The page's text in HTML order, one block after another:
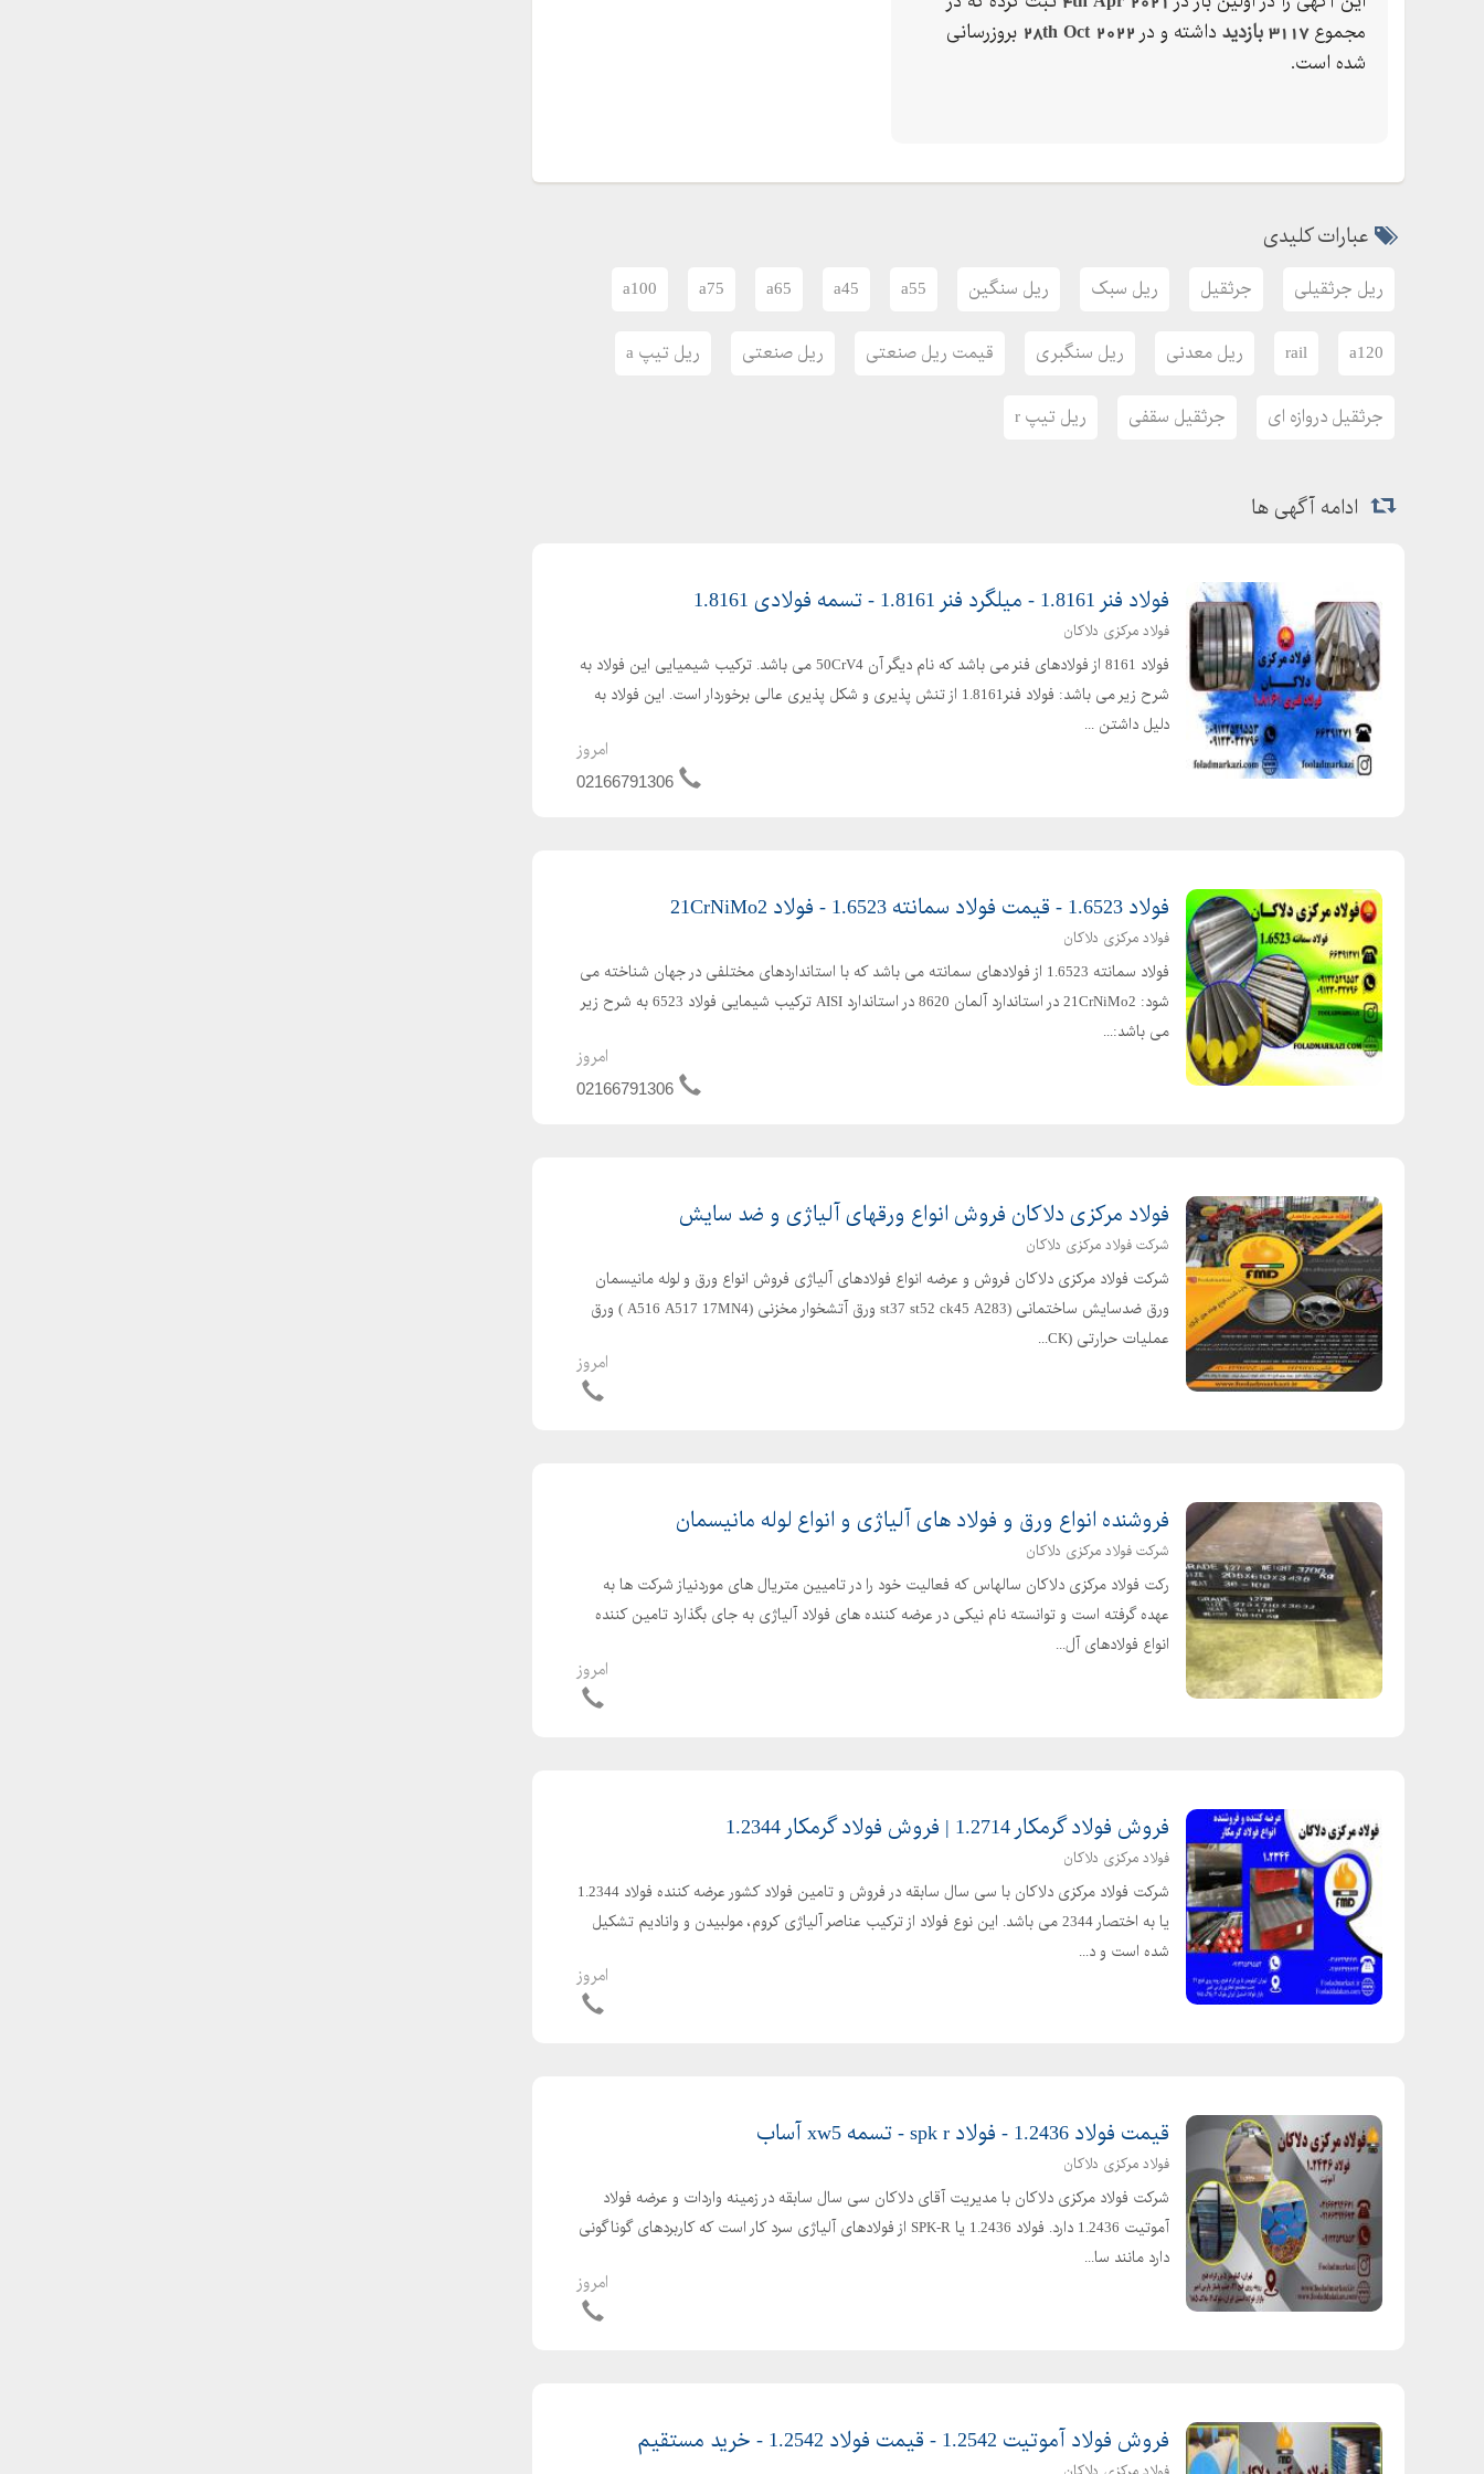
مجموع3117 بازدید داشته و در 28th Oct 2022 بروزرسانی
شده است.
عبارات کلیدی
ریل جرثقیلی جرثقیل ریل سبک ریل سنگین a55
a45
a65
a75
a100
a120
rail ریل معدنی ریل سنگبری قیمت ریل صنعتی ریل صنعتی ریل تیپ a
جرثقیل دروازه ای جرثقیل سقفی ریل تیپ r
ادامه آگهی ها
فولاد فنر 1.8161 - میلگرد فنر 1.8161 - تسمه فولادی 1.8161
فولاد مرکزی دلاکان
فولاد 8161 از فولادهای فنر می باشد که نام دیگر آن 50CrV4 می باشد. ترکیب شیمیایی این فولاد به
شرح زیر می باشد: فولاد فنر1.8161 از تنش پذیری و شکل پذیری عالی برخوردار است. این فولاد به
دلیل داشتن ...
امروز
02166791306
فولاد 1.6523 - قیمت فولاد سمانته 1.6523 - فولاد 21CrNiMo2
فولاد مرکزی دلاکان
فولاد سمانته 1.6523 از فولادهای سمانته می باشد که با استانداردهای مختلفی در جهان شناخته می
شود: 21CrNiMo2 در استاندارد آلمان 8620 در استاندارد AISI ترکیب شیمایی فولاد 6523 به شرح زیر
می باشد:...
امروز
02166791306
فولاد مرکزی دلاکان فروش انواع ورقهای آلیاژی و ضد سایش
شرکت فولاد مرکزی دلاکان
شرکت فولاد مرکزی دلاکان فروش و عرضه انواع فولادهای آلیاژی فروش انواع ورق و لوله مانیسمان
ورق ضدسایش ساختمانی (st37 st52 ck45 A283 ورق آتشخوار مخزنی (A516 A517 17MN4 ) ورق
عملیات حرارتی (CK...
امروز
فروشنده انواع ورق و فولاد های آلیاژی و انواع لوله مانیسمان
شرکت فولاد مرکزی دلاکان
رکت فولاد مرکزی دلاکان سالهاس که فعالیت خود را در تامیین متریال های موردنیاز شرکت ها به
عهده گرفته است و توانسته نام نیکی در عرضه کننده های فولاد آلیاژی به جای بگذارد تامین کننده
انواع فولادهای آل...
امروز
فروش فولاد گرمکار 1.2714 | فروش فولاد گرمکار 1.2344
فولاد مرکزی دلاکان
شرکت فولاد مرکزی دلاکان با سی سال سابقه در فروش و تامین فولاد کشور عرضه کننده فولاد 1.2344
یا به اختصار 2344 می باشد. این نوع فولاد از ترکیب عناصر آلیاژی کروم، مولبیدن و وانادیم تشکیل
شده است و د...
امروز
قیمت فولاد 1.2436 - فولاد spk r - تسمه xw5 آساب
فولاد مرکزی دلاکان
شرکت فولاد مرکزی دلاکان با مدیریت آقای دلاکان سی سال سابقه در زمینه واردات و عرضه فولاد
آموتیت 1.2436 دارد. فولاد 1.2436 یا SPK-R از فولادهای آلیاژی سرد کار است که کاربردهای گوناگونی
دارد مانند سا...
امروز
فروش فولاد آموتیت 1.2542 - قیمت فولاد 1.2542 - خرید مستقیم